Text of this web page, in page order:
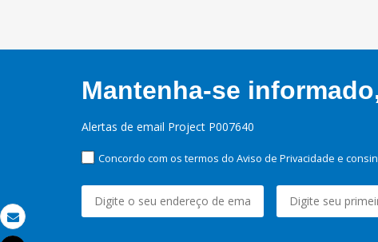
Email
Mantenha-se
Alertas de email Project P007640
Concordo com os termos do Aviso de Privacidade e